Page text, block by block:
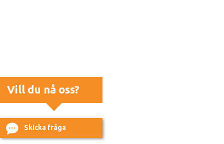
Vill du nå oss?
Skicka fråga